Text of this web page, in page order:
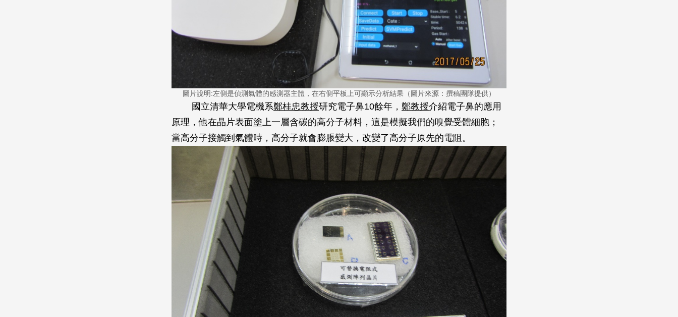
圖片說明:左側是偵測氣體的感測器主體，在右側平板上可顯示分析結果（圖片來源：撰稿團隊提供）
國立清華大學電機系鄭桂忠教授研究電子鼻10餘年， 鄭教授介紹電子鼻的應用
原理，他在晶片表面塗上一層含碳的高分子材料，這是模擬我們的嗅覺受體細胞；
當高分子接觸到氣體時，高分子就會膨脹變大，改變了高分子原先的電阻。